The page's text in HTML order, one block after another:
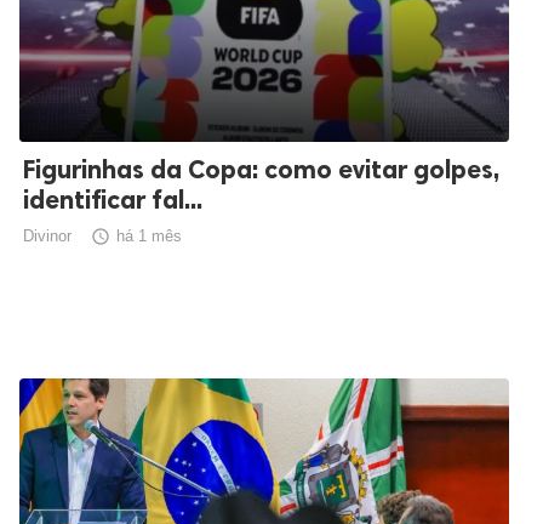
Figurinhas da Copa: como evitar golpes,
identificar fal...
Divinor  há 1 mês